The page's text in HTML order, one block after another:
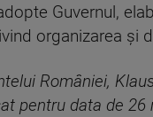
Guvernul,
organizarea și
României,
pentru data de